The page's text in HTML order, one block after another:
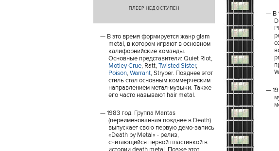
ПЛЕЕР НЕДОСТУПЕН
В это время формируется жанр glam
metal, в котором играют в основном
калифорнийские команды.
Основные представители: Quiet Riot,
Motley Crue, Ratt,Twisted Sister,
Poison,Warrant, Stryper. Позднее этот
стиль стал основным коммерческим
направлением метал-музыки. Также
его часто называют hair metal.
1983 год. Группа Mantas
(переименованная позднее в Death)
выпускает свою первую демо-запись
«Death by Metal» - релиз,
считающийся первой пластинкой в
истории death metal. Позже этот
В